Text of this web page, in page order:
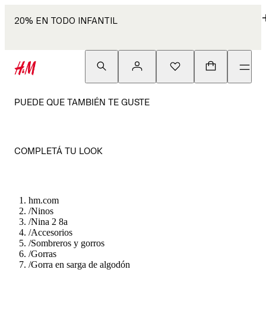
20% EN TODO INFANTIL
PUEDE QUE TAMBIÉN TE GUSTE
COMPLETÁ TU LOOK
hm.com
/Ninos
/Nina 2 8a
/Accesorios
/Sombreros y gorros
/Gorras
/Gorra en sarga de algodón